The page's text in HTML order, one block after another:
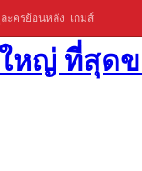
ะครย้อนหลัง เกมส์
หญ่ ที่สุด